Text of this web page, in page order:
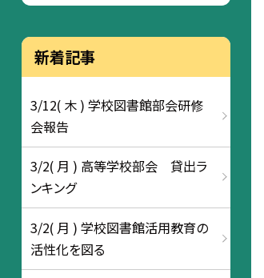
新着記事
3/12( 木 ) 学校図書館部会研修
会報告
3/2( 月 ) 高等学校部会 貸出ラ
ンキング
3/2( 月 ) 学校図書館活用教育の
活性化を図る